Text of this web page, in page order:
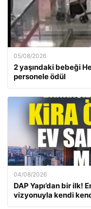
05/08/2026
2 yaşındaki bebeği
personele ödül
04/08/2026
DAP Yapı’dan bir ilk!
vizyonuyla kendi